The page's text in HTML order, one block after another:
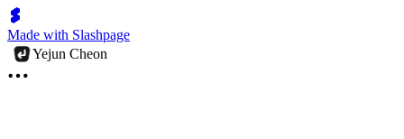
Made with Slashpage
Yejun Cheon